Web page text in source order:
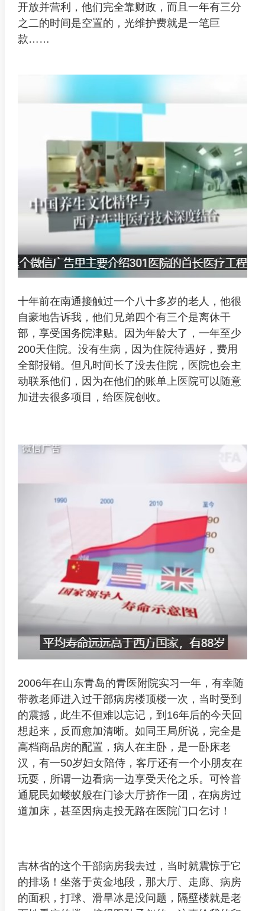
开放并营利，他们完全靠财政，而且一年有三分
之二的时间是空置的，光维护费就是一笔巨
款……
十年前在南通接触过一个八十多岁的老人，他很
自豪地告诉我，他们兄弟四个有三个是离休干
部，享受国务院津贴。因为年龄大了，一年至少
200天住院。没有生病，因为住院待遇好，费用
全部报销。但凡时间长了没去住院，医院也会主
动联系他们，因为在他们的账单上医院可以随意
加进去很多项目，给医院创收。
2006年在山东青岛的青医附院实习一年，有幸随
带教老师进入过干部病房楼顶楼一次，当时受到
的震撼，此生不但难以忘记，到16年后的今天回
想起来，反而愈加清晰。如同王局所说，完全是
高档商品房的配置，病人在主卧，是一卧床老
汉，有一50岁妇女陪侍，客厅还有一个小朋友在
玩耍，所谓一边看病一边享受天伦之乐。可怜普
通屁民如蝼蚁般在门诊大厅挤作一团，在病房过
道加床，甚至因病走投无路在医院门口乞讨！
吉林省的这个干部病房我去过，当时就震惊于它
的排场！坐落于黄金地段，那大厅、走廊、病房
的面积，打球、滑旱冰是没问题，隔壁楼就是老